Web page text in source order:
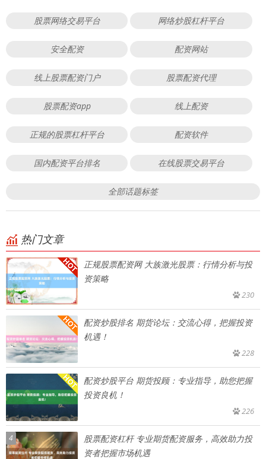
股票网络交易平台 网络炒股杠杆平台
安全配资 配资网站
线上股票配资门户 股票配资代理
股票配资app 线上配资
正规的股票杠杆平台 配资软件
国内配资平台排名 在线股票交易平台
全部话题标签
热门文章
正规股票配资网 大族激光股票：行情分析与投
资策略
230
配资炒股排名 期货论坛：交流心得，把握投资
机遇！
228
配资炒股平台 期货投顾：专业指导，助您把握
投资良机！
226
4
股票配资杠杆 专业期货配资服务，高效助力投
资者把握市场机遇